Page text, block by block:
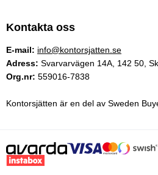
Kontakta oss
E-mail: info@kontorsjatten.se
Adress: Svarvarvägen 14A, 142 50,
Org.nr: 559016-7838
Kontorsjätten är en del av Sweden